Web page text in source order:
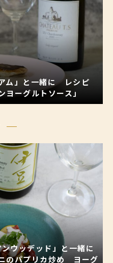
ム」と一緒に レシピ
ーグルトソース」
ンウッデッド」と一緒に
のパプリカ炒め ヨーグ